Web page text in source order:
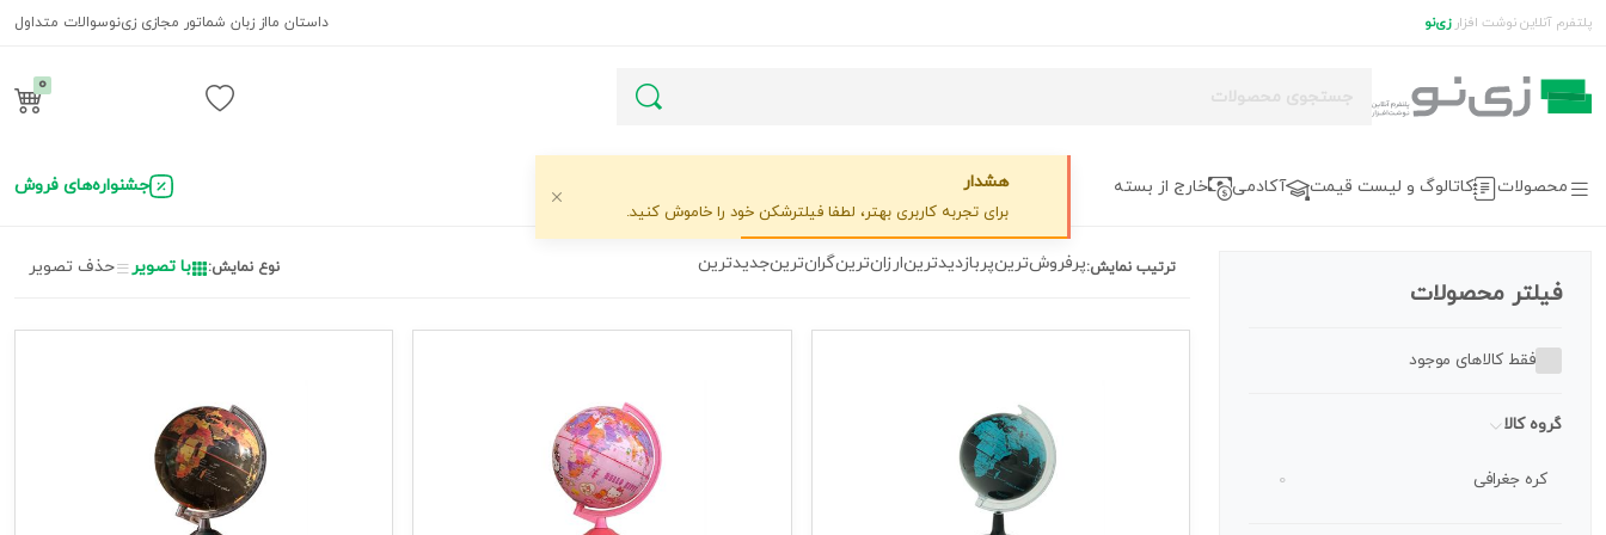
سوالات متداولتور مجازی زی‌نواز زبان شماداستان ما پلتفرم آنلاین نوشت افزارزی‌نو
0
جشنواره‌های فروش محصولات کاتالوگ و لیست قیمت آکادمی خارج از بسته
فیلتر محصولات
فقط کالاهای موجود
گروه کالا
کره جغرافی 0
ترتیب نمایش:پرفروش‌ترینپربازدیدترینارزان‌ترینگران‌ترینجدیدترین نوع نمایش: با تصویر حذف تصویر
هشدار
برای تجربه کاربری بهتر، لطفا فیلترشکن خود را خاموش کنید.